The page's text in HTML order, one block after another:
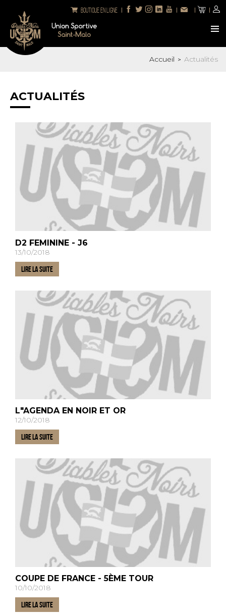
Boutique en ligne
Accueil > Actualités
ACTUALITÉS
D2 FEMININE - J6
13/10/2018
LIRE LA SUITE
L"AGENDA EN NOIR ET OR
12/10/2018
LIRE LA SUITE
COUPE DE FRANCE - 5ÈME TOUR
10/10/2018
LIRE LA SUITE